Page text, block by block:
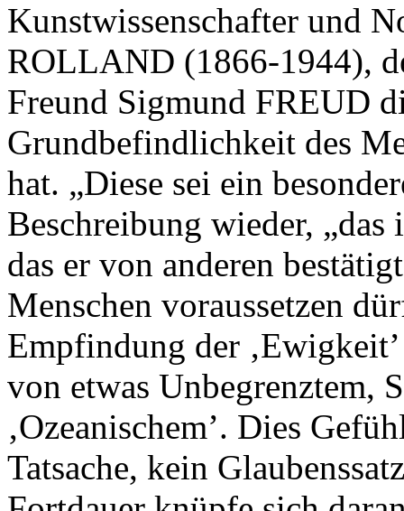
Kunstwissenschafter und
ROLLAND (1866-1944),
Freund Sigmund FREUD
Grundbefindlichkeit des
hat. „Diese sei ein
Beschreibung wieder,
das er von anderen
Menschen voraussetzen
Empfindung der
von etwas Unbegrenztem,
‚Ozeanischem’. Dies
Tatsache, kein